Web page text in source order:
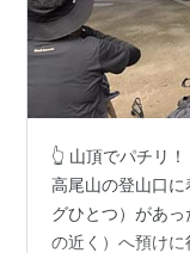
👆 山頂でパチリ
高尾山の登山口
グひとつ）があ
の近く）へ預け